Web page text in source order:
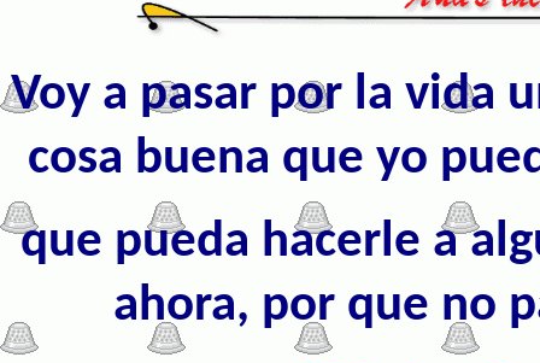
Voy a pasar por la vida
cosa buena que yo
que pueda hacerle a
ahora, por que no